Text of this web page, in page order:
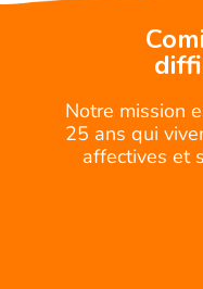
Notre mission
25 ans qui
affectives et